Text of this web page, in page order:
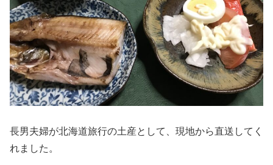
長男夫婦が北海道旅行の土産として、現地から直送してく
れました。